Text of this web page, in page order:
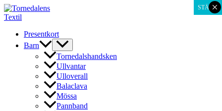
Hoppa
till
Presentkort
Barn
Tornedalshandsken
Ullvantar
Ulloverall
Balaclava
Mössa
Pannband
STÄNG
×